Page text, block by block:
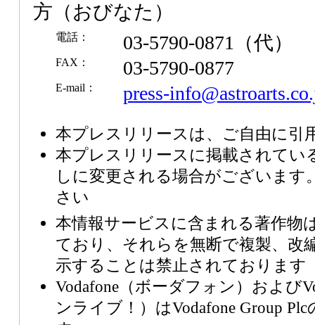
方（おびなた）
電話： 03-5790-0871（代）
FAX： 03-5790-0877
E-mail： press-
本プレスリリースは、ご自由に引
本プレスリリースに掲載されてい
しに変更される場合がございます
さい
本情報サービスに含まれる著作物
ており、それらを無断で複製、改
示することは禁止されております
Vodafone（ボーダフォン）および
ンライブ！）はVodafone Group